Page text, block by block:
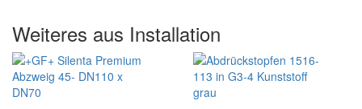
Weiteres aus Installation